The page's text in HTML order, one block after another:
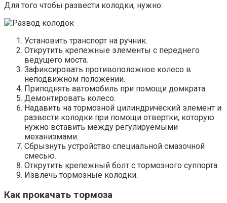
Для того чтобы развести колодки, нужно:
Установить транспорт на ручник.
Открутить крепежные элементы с переднего
ведущего моста.
Зафиксировать противоположное колесо в
неподвижном положении.
Приподнять автомобиль при помощи домкрата.
Демонтировать колесо.
Надавить на тормозной цилиндрический элемент и
развести колодки при помощи отвертки, которую
нужно вставить между регулируемыми
механизмами.
Сбрызнуть устройство специальной смазочной
смесью.
Открутить крепежный болт с тормозного суппорта.
Извлечь тормозные колодки.
Как прокачать тормоза